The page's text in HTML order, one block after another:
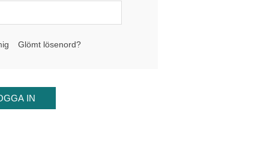
Glömt lösenord?